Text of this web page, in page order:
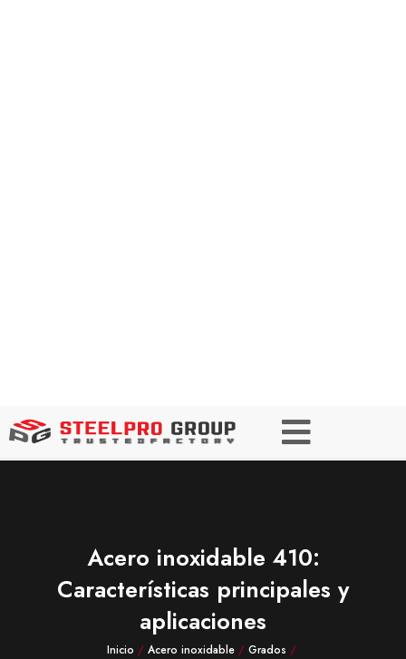
Acero inoxidable 410:
Características principales y
aplicaciones
Inicio / Acero inoxidable/ Grados /